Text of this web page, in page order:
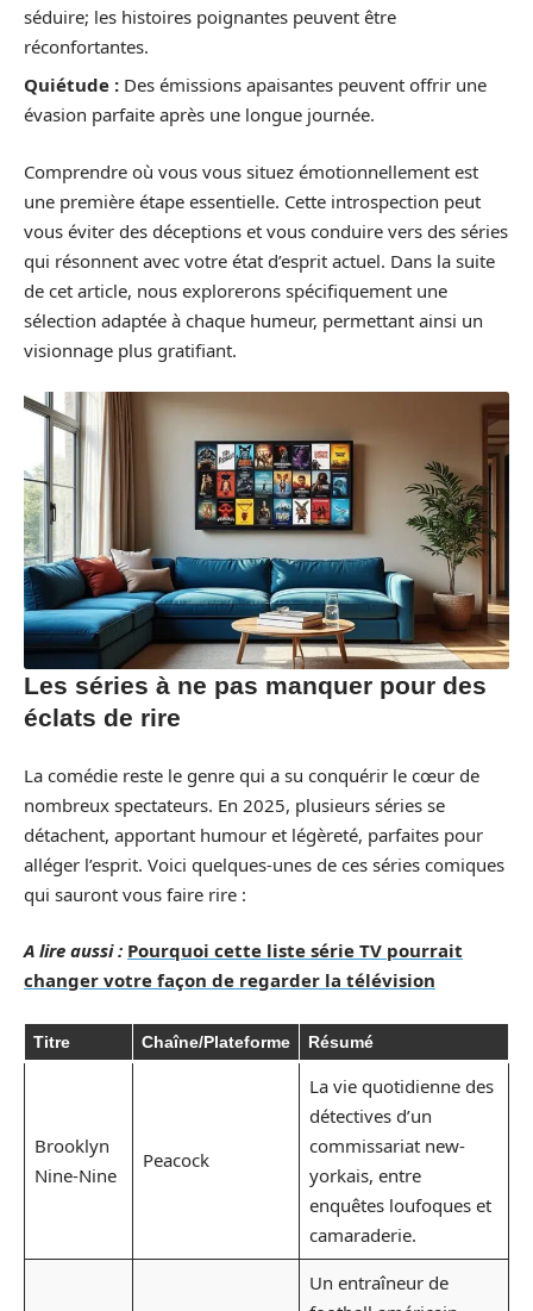
séduire; les histoires poignantes peuvent être
réconfortantes.
Quiétude : Des émissions apaisantes peuvent offrir une
évasion parfaite après une longue journée.
Comprendre où vous vous situez émotionnellement est
une première étape essentielle. Cette introspection peut
vous éviter des déceptions et vous conduire vers des séries
qui résonnent avec votre état d’esprit actuel. Dans la suite
de cet article, nous explorerons spécifiquement une
sélection adaptée à chaque humeur, permettant ainsi un
visionnage plus gratifiant.
Les séries à ne pas manquer pour des
éclats de rire
La comédie reste le genre qui a su conquérir le cœur de
nombreux spectateurs. En 2025, plusieurs séries se
détachent, apportant humour et légèreté, parfaites pour
alléger l’esprit. Voici quelques-unes de ces séries comiques
qui sauront vous faire rire :
A lire aussi : Pourquoi cette liste série TV pourrait
changer votre façon de regarder la télévision
Titre Chaîne/Plateforme Résumé
Brooklyn
Nine-Nine
Peacock
La vie quotidienne des
détectives d’un
commissariat new-
yorkais, entre
enquêtes loufoques et
camaraderie.
Un entraîneur de